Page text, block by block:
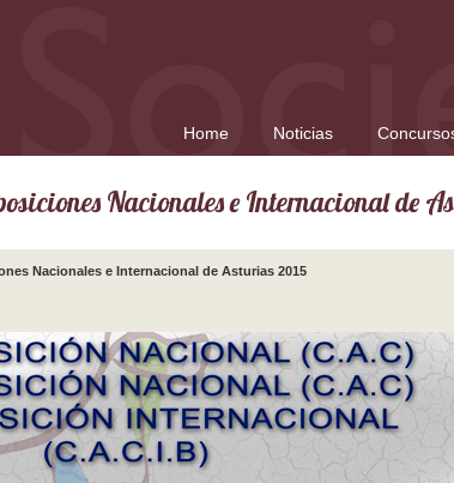
Home Noticias
Nacionales e Internacional de
Nacionales e Internacional de Asturias 2015